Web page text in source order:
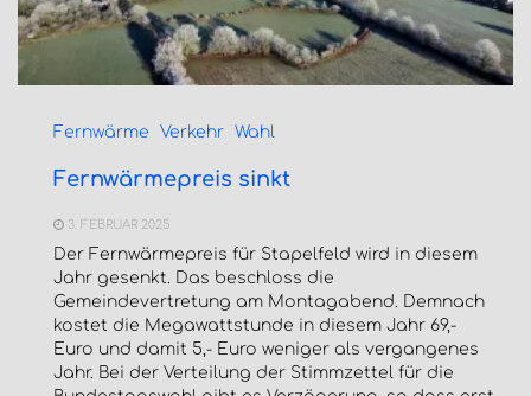
Fernwärme Verkehr Wahl
Fernwärmepreis sinkt
3. FEBRUAR 2025
Der Fernwärmepreis für Stapelfeld wird in diesem
Jahr gesenkt. Das beschloss die
Gemeindevertretung am Montagabend. Demnach
kostet die Megawattstunde in diesem Jahr 69,-
Euro und damit 5,- Euro weniger als vergangenes
Jahr. Bei der Verteilung der Stimmzettel für die